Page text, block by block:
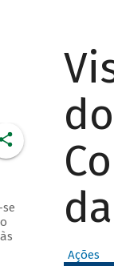
do
Ações